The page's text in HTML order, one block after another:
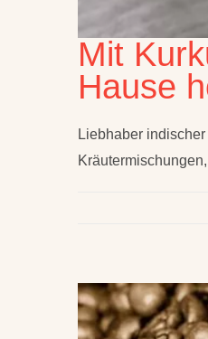
Mit
Hause
Liebhaber